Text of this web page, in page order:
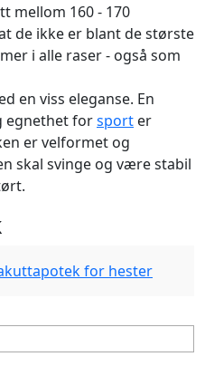
mellom 160 - 170
de ikke er blant de største
i alle raser - også som
en viss eleganse. En
egnethet forsport er
er velformet og
skal svinge og være stabil
for hester